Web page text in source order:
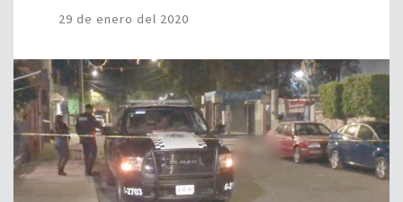
29 de enero del 2020